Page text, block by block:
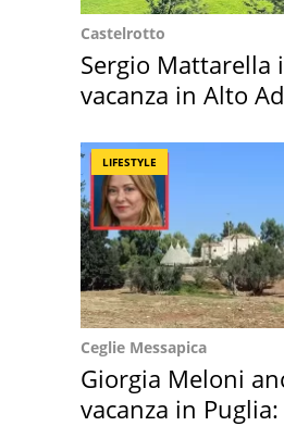
Castelrotto
Sergio Mattarella
vacanza in Alto
LIFESTYLE
Ceglie Messapica
Giorgia Meloni
vacanza in Puglia: